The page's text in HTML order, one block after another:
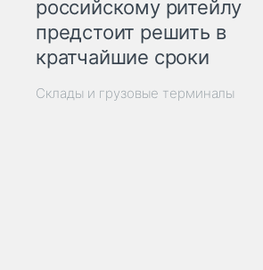
российскому ритейлу
предстоит решить в
кратчайшие сроки
Склады и грузовые терминалы